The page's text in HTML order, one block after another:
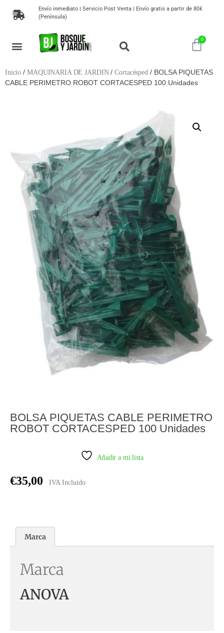
Envío inmediato | Servicio Post Venta | Envío gratis a partir de 80€
(Península)
Inicio /MAQUINARIA DE JARDIN/Cortacésped / BOLSA PIQUETAS
CABLE PERIMETRO ROBOT CORTACESPED 100 Unidades
BOLSA PIQUETAS CABLE PERIMETRO
ROBOT CORTACESPED 100 Unidades
Añadir a mi lista
€35,00 IVA Incluido
Marca
Marca
ANOVA